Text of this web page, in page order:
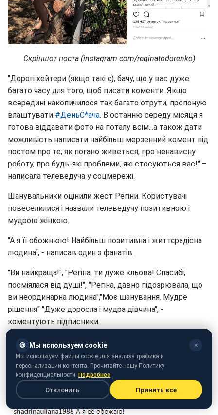
Скріншот поста (instagram.com/reginatodorenko)
"Дорогі хейтери (якщо такі є), бачу, що у вас дуже
багато часу для того, щоб писати коменти. Якщо
всередині накопичилося так багато отрути, пропоную
влаштувати #ДеньС*ача. В останню середу місяця я
готова віддавати фото на поталу всім...а також дати
можливість написати найбільш мерзенний комент під
постом про те, як погано живеться, про ненависну
роботу, про будь-які проблеми, які стосуються вас!" –
написала телеведуча у соцмережі.
Шанувальники оцінили жест Регіни. Користувачі
повеселилися і назвали телеведучу позитивною і
мудрою жінкою.
"А я її обожнюю! Найбільш позитивна і життєрадісна
людина", - написав один з фанатів.
"Ви найкраща!", "Регіна, ти дуже кльова! Спасибі,
посміялася від душі!", "Регіна, давно підозрювала, що
ви неординарна людина","Моє шанування. Мудре
рішення" "Дуже доросла і мудра дівчина", -
коментують підписники.
🍪 Мы используем cookie ✕
Мы используем файлы cookie для анализа трафика и
персонализации контента. Прочитайте нашу Политику
конфиденциальности. Подробнее
Отклонить Принять все